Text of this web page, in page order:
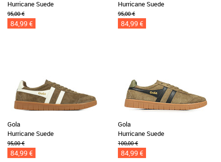
Hurricane Suede
95,00 €
84,99 €
Hurricane Suede
95,00 €
84,99 €
Gola
Hurricane Suede
95,00 €
84,99 €
Gola
Hurricane Suede
100,00 €
84,99 €